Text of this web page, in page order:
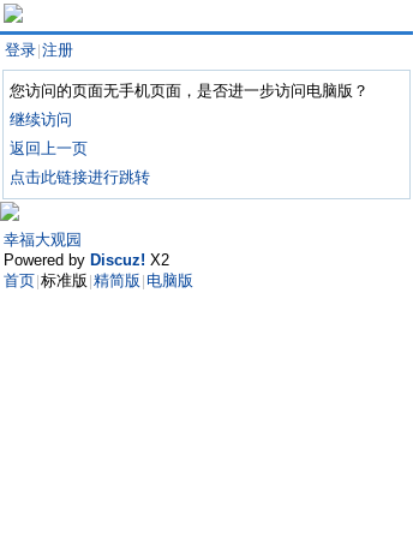
登录 注册
您访问的页面无手机页面，是否进一步访问电脑版？
继续访问
返回上一页
点击此链接进行跳转
幸福大观园
Powered by Discuz! X2
首页 标准版 精简版 电脑版